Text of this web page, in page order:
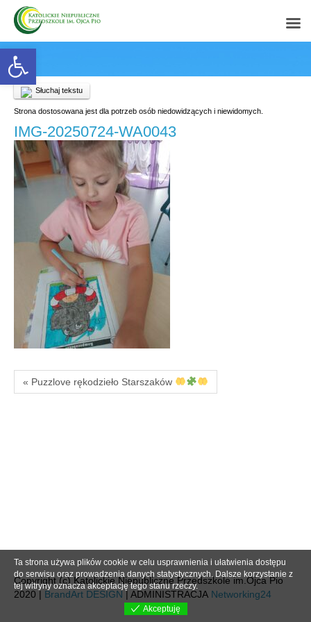
Open toolbar
Słuchaj tekstu
Strona dostosowana jest dla potrzeb osób niedowidzących i niewidomych.
IMG-20250724-WA0043
« Puzzlove rękodzieło Starszaków
Copyright (c) Katolickie Niepubliczne Przedszkole im.Ojca Pio
2020 | BrandArt DESIGN | ADMINISTRACJA Networking24
Ta strona używa plików cookie w celu usprawnienia i ułatwienia dostępu
do serwisu oraz prowadzenia danych statystycznych. Dalsze korzystanie z
tej witryny oznacza akceptację tego stanu rzeczy.
Akceptuję